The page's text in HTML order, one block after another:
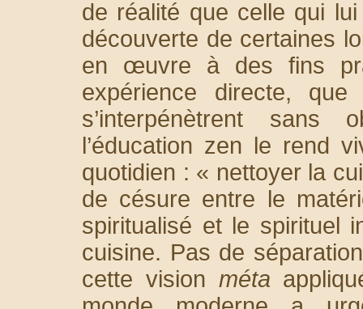
de réalité que celle qui
découverte de certaines
en œuvre à des fins
expérience directe,
s’interpénètrent sans
l’éducation zen le rend
quotidien : « nettoyer la
de césure entre le
spiritualisé et le spirituel
cuisine. Pas de
cette vision méta